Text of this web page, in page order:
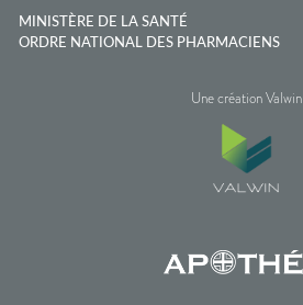
MINISTÈRE DE LA SANTÉ
ORDRE NATIONAL DES PHARMACIENS
Une création Valwin